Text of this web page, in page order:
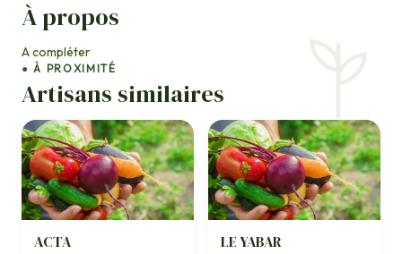
À propos
A compléter
● À PROXIMITÉ
Artisans similaires
ACTA LE YABAR